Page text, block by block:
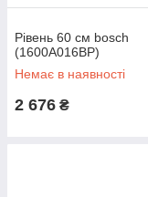
Рівень 60 см bosch
(1600A016BP)
Немає в наявності
2 676 ₴